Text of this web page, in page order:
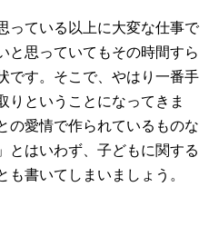
っている以上に大変な仕事で
と思っていてもその時間すら
です。そこで、やはり一番手
りということになってきま
の愛情で作られているものな
とはいわず、子どもに関する
も書いてしまいましょう。